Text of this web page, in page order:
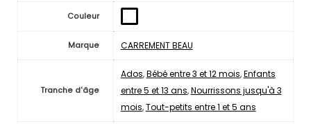
Couleur
Marque CARREMENT BEAU
Tranche d'âge
Ados,Bébé entre 3 et 12 mois,Enfants
entre 5 et 13 ans,Nourrissons jusqu'à 3
mois,Tout-petits entre 1 et 5 ans